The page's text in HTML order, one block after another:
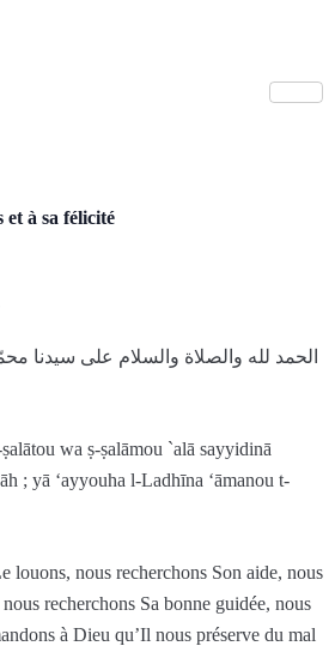
à sa félicité
الحمد لله والصلاة والسلام على سيدنا
wa ṣ-ṣalāmou `alā sayyidinā
; yā ‘ayyouha l-Ladhīna ‘āmanou t-
louons, nous recherchons Son aide, nous
recherchons Sa bonne guidée, nous
à Dieu qu’Il nous préserve du mal